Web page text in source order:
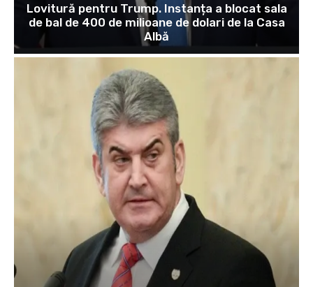
Lovitură pentru Trump. Instanța a blocat sala
de bal de 400 de milioane de dolari de la Casa
Albă